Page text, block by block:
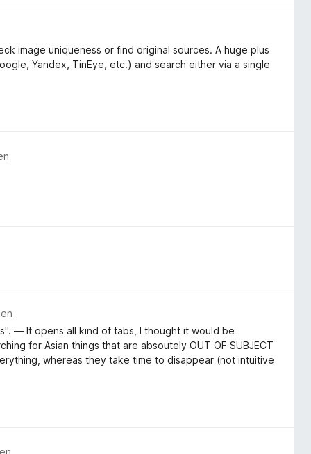
image uniqueness or find original sources. A huge plus
Yandex, TinEye, etc.) and search either via a single
— It opens all kind of tabs, I thought it would be
for Asian things that are absoutely OUT OF SUBJECT
whereas they take time to disappear (not intuitive